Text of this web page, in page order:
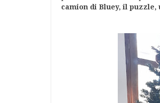
camion di Bluey, il puzzle,